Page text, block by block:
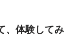
、体験してみ